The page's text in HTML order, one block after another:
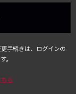
手続きは、ログインの
。
ら